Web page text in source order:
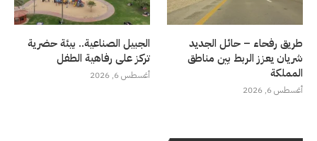
طريق رفحاء – حائل الجديد
شريان يعزز الربط بين مناطق
المملكة
أغسطس 6, 2026
الجبيل الصناعية.. بيئة حضرية
تركز على رفاهية الطفل
أغسطس 6, 2026